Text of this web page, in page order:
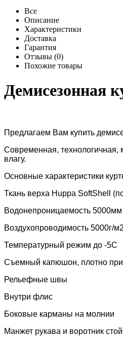
Все
Описание
Характеристики
Доставка
Гарантия
Отзывы (0)
Похожие товары
Демисезонная
Предлагаем Вам купить
Современная, технологичная,
влагу.
Основные характеристики
Ткань верха Huppa SoftShell
Водонепроницаемость 5000мм
Воздухопроводимость 5000г/
Температурный режим до -5С
Съемный капюшон, плотно
Рельефные швы
Внутри флис
Боковые карманы на молнии
Манжет рукава и воротник